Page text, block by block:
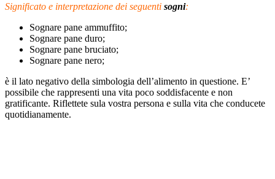
Significato e interpretazione dei seguenti sogni:
Sognare pane ammuffito;
Sognare pane duro;
Sognare pane bruciato;
Sognare pane nero;
è il lato negativo della simbologia dell’alimento in questione. E’
possibile che rappresenti una vita poco soddisfacente e non
gratificante. Riflettete sula vostra persona e sulla vita che conducete
quotidianamente.